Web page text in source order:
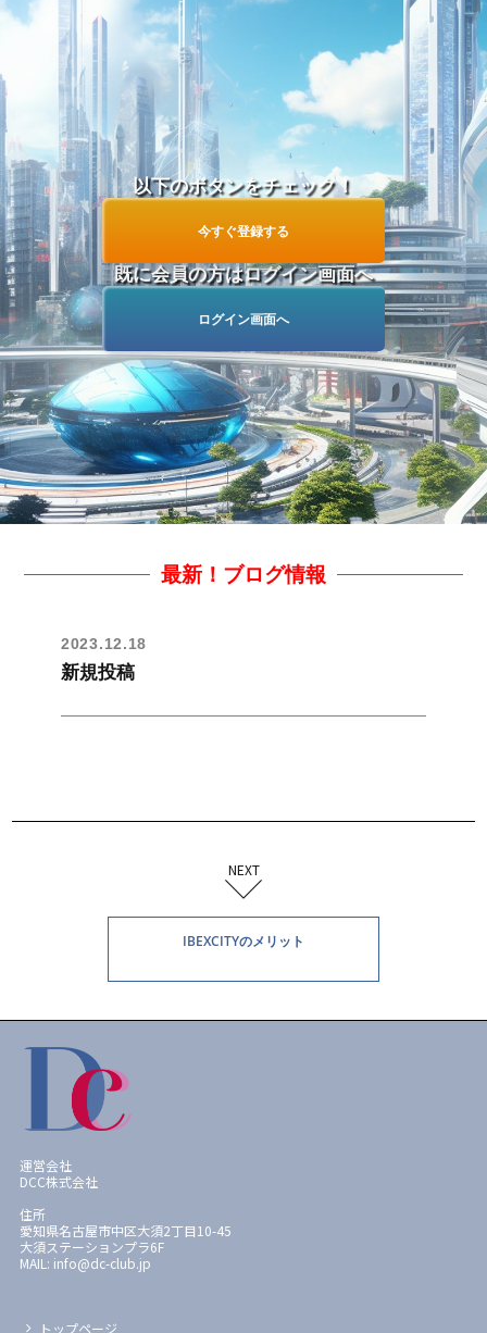
以下のボタンをチェック！
今すぐ登録する
既に会員の方はログイン画面へ
ログイン画面へ
最新！ブログ情報
2023.12.18
新規投稿
NEXT
IBEXCITYのメリット
運営会社
DCC株式会社
住所
愛知県名古屋市中区大須2丁目10-45
大須ステーションプラ6F
MAIL: info@dc-club.jp
トップページ